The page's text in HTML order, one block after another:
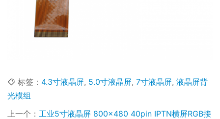
标签： 4.3寸液晶屏, 5.0寸液晶屏, 7寸液晶屏, 液晶屏背
光模组
上一个： 工业5寸液晶屏 800×480 40pin IPTN横屏RGB接